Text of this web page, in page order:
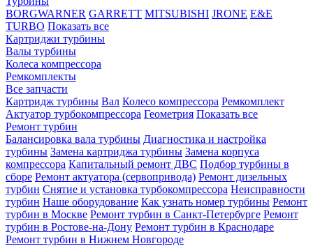
BORGWARNER GARRETT MITSUBISHI JRONE E&E
TURBO Показать все
Картриджи турбины
Валы турбины
Колеса компрессора
Ремкомплекты
Все запчасти
Картридж турбины Вал Колесо компрессора Ремкомплект
Актуатор турбокомпрессора Геометрия Показать все
Ремонт турбин
Балансировка вала турбины Диагностика и настройка
турбины Замена картриджа турбины Замена корпуса
компрессора Капитальный ремонт ДВС Подбор турбины в
сборе Ремонт актуатора (сервопривода) Ремонт дизельных
турбин Снятие и установка турбокомпрессора Неисправности
турбин Наше оборудование Как узнать номер турбины Ремонт
турбин в Москве Ремонт турбин в Санкт-Петербурге Ремонт
турбин в Ростове-на-Дону Ремонт турбин в Краснодаре
Ремонт турбин в Нижнем Новгороде